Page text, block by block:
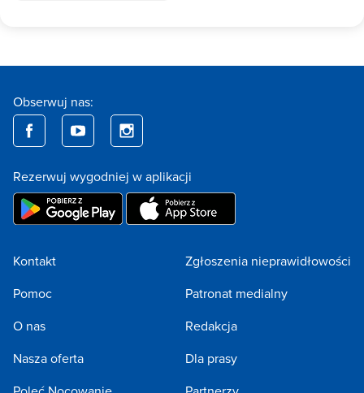
Obserwuj nas:
Rezerwuj wygodniej w aplikacji
Kontakt
Pomoc
O nas
Nasza oferta
Zgłoszenia nieprawidłowości
Patronat medialny
Redakcja
Dla prasy